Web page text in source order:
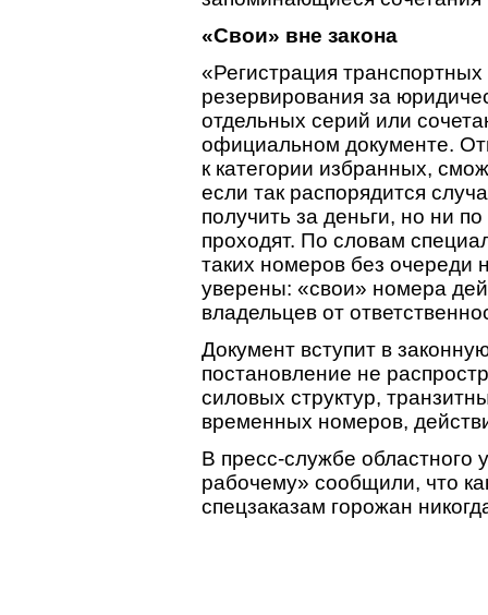
«Свои» вне закона
«Регистрация
резервирования за
отдельных серий или
официальном документе.
к категории избранных,
если так распорядится
получить за деньги, но ни
проходят. По словам
таких номеров без очереди
уверены: «свои» номера
владельцев от
Документ вступит в
постановление не
силовых структур,
временных номеров,
В пресс-службе
рабочему» сообщили, что
спецзаказам горожан